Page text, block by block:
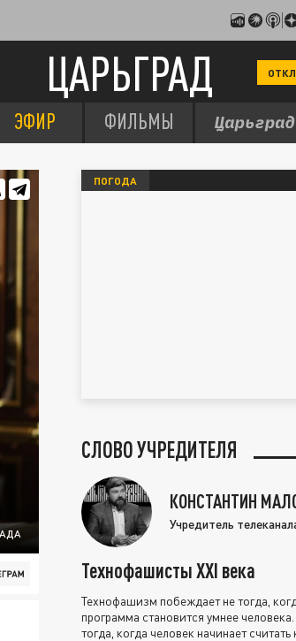
ЦАРЬГРАД
ЭФИР ФИЛЬМЫ
ПОГОДА
СЛОВО УЧРЕДИТЕЛЯ
КОНСТАНТИН
Учредитель
Технофашисты XXI века
Технофашизм побеждает не тогда,
программа становится умнее
тогда, когда человек начинает